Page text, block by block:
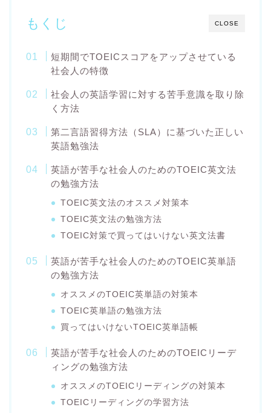
CLOSE
もくじ
短期間でTOEICスコアをアップさせている
社会人の特徴
社会人の英語学習に対する苦手意識を取り除
く方法
第二言語習得方法（SLA）に基づいた正しい
英語勉強法
英語が苦手な社会人のためのTOEIC英文法
の勉強方法
TOEIC英文法のオススメ対策本
TOEIC英文法の勉強方法
TOEIC対策で買ってはいけない英文法書
英語が苦手な社会人のためのTOEIC英単語
の勉強方法
オススメのTOEIC英単語の対策本
TOEIC英単語の勉強方法
買ってはいけないTOEIC英単語帳
英語が苦手な社会人のためのTOEICリーデ
ィングの勉強方法
オススメのTOEICリーディングの対策本
TOEICリーディングの学習方法